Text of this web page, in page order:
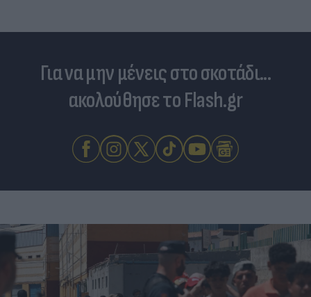
Για να μην μένεις στο σκοτάδι...
ακολούθησε το Flash.gr